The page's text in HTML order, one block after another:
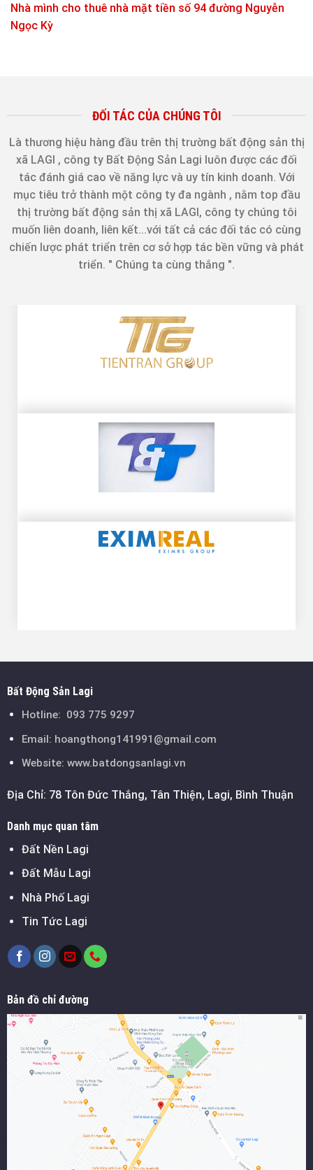
Nhà mình cho thuê nhà mặt tiền số 94 đường Nguyễn
Ngọc Kỳ
ĐỐI TÁC CỦA CHÚNG TÔI
Là thương hiệu hàng đầu trên thị trường bất động sản thị
xã LAGI , công ty Bất Động Sản Lagi luôn được các đối
tác đánh giá cao về năng lực và uy tín kinh doanh. Với
mục tiêu trở thành một công ty đa ngành , nằm top đầu
thị trường bất động sản thị xã LAGI, công ty chúng tôi
muốn liên doanh, liên kết...với tất cả các đối tác có cùng
chiến lược phát triển trên cơ sở hợp tác bền vững và phát
triển. " Chúng ta cùng thắng ".
Bất Động Sản Lagi
Hotline: 093 775 9297
Email: hoangthong141991@gmail.com
Website: www.batdongsanlagi.vn
Địa Chỉ: 78 Tôn Đức Thắng, Tân Thiện, Lagi, Bình Thuận
Danh mục quan tâm
Đất Nền Lagi
Đất Mẫu Lagi
Nhà Phố Lagi
Tin Tức Lagi
Bản đồ chỉ đường